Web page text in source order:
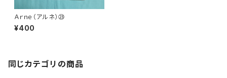
Ａｒｎｅ（アルネ）㉓
¥400
同じカテゴリの商品